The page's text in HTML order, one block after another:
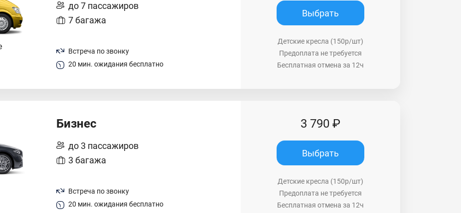
до 7 пассажиров
7 багажа
Встреча по звонку
20 мин. ожидания бесплатно
Выбрать
Детские кресла (150р/шт)
Предоплата не требуется
Бесплатная отмена за 12ч
Бизнес
до 3 пассажиров
3 багажа
Встреча по звонку
20 мин. ожидания бесплатно
3 790 ₽
Выбрать
Детские кресла (150р/шт)
Предоплата не требуется
Бесплатная отмена за 12ч